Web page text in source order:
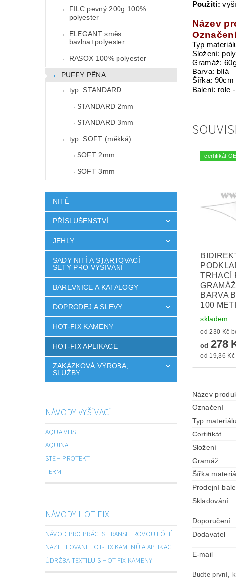
FILC pevný 200g 100%
polyester
ELEGANT směs
bavlna+polyester
RASOX 100% polyester
PUFFY PĚNA
typ: STANDARD
STANDARD 2mm
STANDARD 3mm
typ: SOFT (měkká)
SOFT 2mm
SOFT 3mm
NITĚ
PŘÍSLUŠENSTVÍ
JEHLY
SADY NITÍ A STARTOVACÍ
SETY PRO VYŠÍVÁNÍ
BAREVNICE A KATALOGY
DOPRODEJ A SLEVY
HOT-FIX KAMENY
HOT-FIX APLIKACE
ZAKÁZKOVÁ VÝROBA,
SLUŽBY
NÁVODY VYŠÍVACÍ
AQUA VLIS
AQUINA
STEH PROTEKT
TERM
NÁVODY HOT-FIX
NÁVOD PRO PRÁCI S TRANSFEROVOU FÓLIÍ
NAŽEHLOVÁNÍ HOT-FIX KAMENŮ A APLIKACÍ
ÚDRŽBA TEXTILU S HOT-FIX KAMENY
Použití:
Název
Typ
Složení:
Gramáž:
Barva: bílá
Šířka: 90cm
Balení: role
certifikát
TRHACÍ
BARVA
100
skladem
od
od 278
od 19,36 Kč
Název
Označení
Typ materiálu
Certifikát
Složení
Gramáž
Šířka
Prodejní
Skladování
Doporučení
Dodavatel
E-mail
Buďte první,